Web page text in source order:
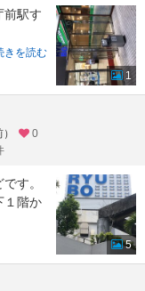
前駅す
きを読む
1
0
す。
１階か
5